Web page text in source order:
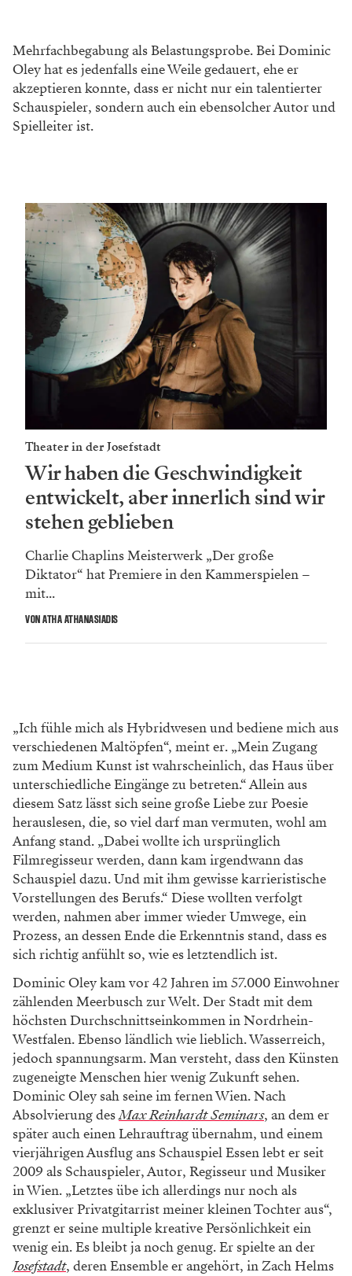
Mehrfachbegabung als Belastungsprobe. Bei Dominic
Oley hat es jedenfalls eine Weile gedauert, ehe er
akzeptieren konnte, dass er nicht nur ein talentierter
Schauspieler, sondern auch ein ebensolcher Autor und
Spielleiter ist.
Theater in der Josefstadt
Wir haben die Geschwindigkeit
entwickelt, aber innerlich sind wir
stehen geblieben
Charlie Chaplins Meisterwerk „Der große
Diktator“ hat Premiere in den Kammerspielen –
mit...
VON ATHA ATHANASIADIS
„Ich fühle mich als Hybridwesen und bediene mich aus
verschiedenen Maltöpfen“, meint er. „Mein Zugang
zum Medium Kunst ist wahrscheinlich, das Haus über
unterschiedliche Eingänge zu betreten.“ Allein aus
diesem Satz lässt sich seine große Liebe zur Poesie
herauslesen, die, so viel darf man vermuten, wohl am
Anfang stand. „Dabei wollte ich ursprünglich
Filmregisseur werden, dann kam irgendwann das
Schauspiel dazu. Und mit ihm gewisse karrieristische
Vorstellungen des Berufs.“ Diese wollten verfolgt
werden, nahmen aber immer wieder Umwege, ein
Prozess, an dessen Ende die Erkenntnis stand, dass es
sich richtig anfühlt so, wie es letztendlich ist.
Dominic Oley kam vor 42 Jahren im 57.000 Einwohner
zählenden Meerbusch zur Welt. Der Stadt mit dem
höchsten Durchschnittseinkommen in Nordrhein-
Westfalen. Ebenso ländlich wie lieblich. Wasserreich,
jedoch spannungsarm. Man versteht, dass den Künsten
zugeneigte Menschen hier wenig Zukunft sehen.
Dominic Oley sah seine im fernen Wien. Nach
Absolvierung desMax Reinhardt Seminars, an dem er
später auch einen Lehrauftrag übernahm, und einem
vierjährigen Ausflug ans Schauspiel Essen lebt er seit
2009 als Schauspieler, Autor, Regisseur und Musiker
in Wien. „Letztes übe ich allerdings nur noch als
exklusiver Privatgitarrist meiner kleinen Tochter aus“,
grenzt er seine multiple kreative Persönlichkeit ein
wenig ein. Es bleibt ja noch genug. Er spielte an der
Josefstadt, deren Ensemble er angehört, in Zach Helms